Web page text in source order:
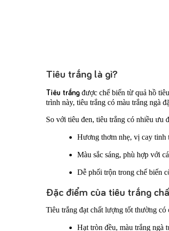
Tiêu trắng là gì?
Tiêu trắng được chế biến từ quả hồ
trình này, tiêu trắng có màu trắng ngà
So với tiêu đen, tiêu trắng có nhiều ưu
Hương thơm nhẹ, vị cay tinh
Màu sắc sáng, phù hợp với
Dễ phối trộn trong chế biến
Đặc điểm của tiêu trắng
Tiêu trắng đạt chất lượng tốt thường có
Hạt tròn đều, màu trắng ngà